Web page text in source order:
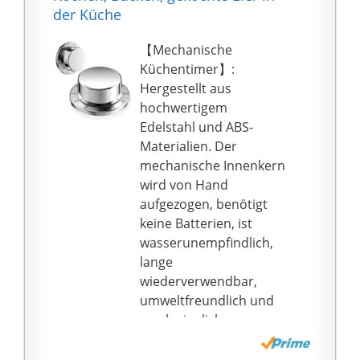
abgelaufen ist, klingelt
Sekunden lang und der
Klingelton ist
mindestens 7 Meter
entfernt zu hören.
Schönes Aussehen:
Niedliches Aussehen
Design, modischer Stil,
lebhaft und niedlich,
verschönern schöne
Küche.
Hochwertige
Verarbeitung:Küchenti
mer besteht aus
rostfreiem Stahl, der
rostfrei, matt und leicht
zu reinigen ist. Bequem
der Küche
【Mechanische
Küchentimer】:
Hergestellt aus
hochwertigem
Edelstahl und ABS-
Materialien. Der
mechanische Innenkern
wird von Hand
aufgezogen, benötigt
keine Batterien, ist
wasserunempfindlich,
lange
wiederverwendbar,
umweltfreundlich und
erschwinglich.